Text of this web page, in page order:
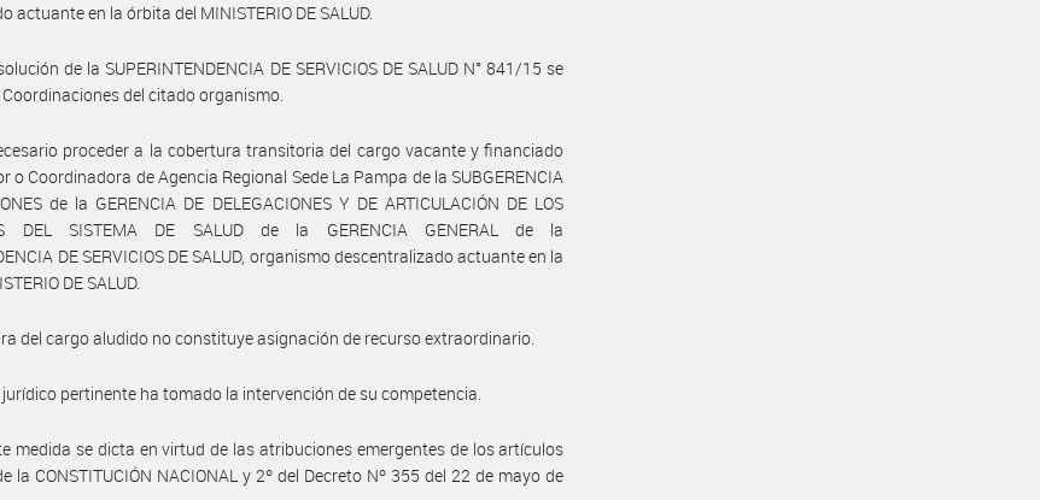
actuante en la órbita del MINISTERIO DE SALUD.
de la SUPERINTENDENCIA DE SERVICIOS DE SALUD N° 841/15 se
del citado organismo.
proceder a la cobertura transitoria del cargo vacante y financiado
o Coordinadora de Agencia Regional Sede La Pampa de la SUBGERENCIA
de la GERENCIA DE DELEGACIONES Y DE ARTICULACIÓN DE LOS
DEL SISTEMA DE SALUD de la GERENCIA GENERAL de la
DE SERVICIOS DE SALUD, organismo descentralizado actuante en la
DE SALUD.
del cargo aludido no constituye asignación de recurso extraordinario.
jurídico pertinente ha tomado la intervención de su competencia.
medida se dicta en virtud de las atribuciones emergentes de los artículos
la CONSTITUCIÓN NACIONAL y 2º del Decreto Nº 355 del 22 de mayo de